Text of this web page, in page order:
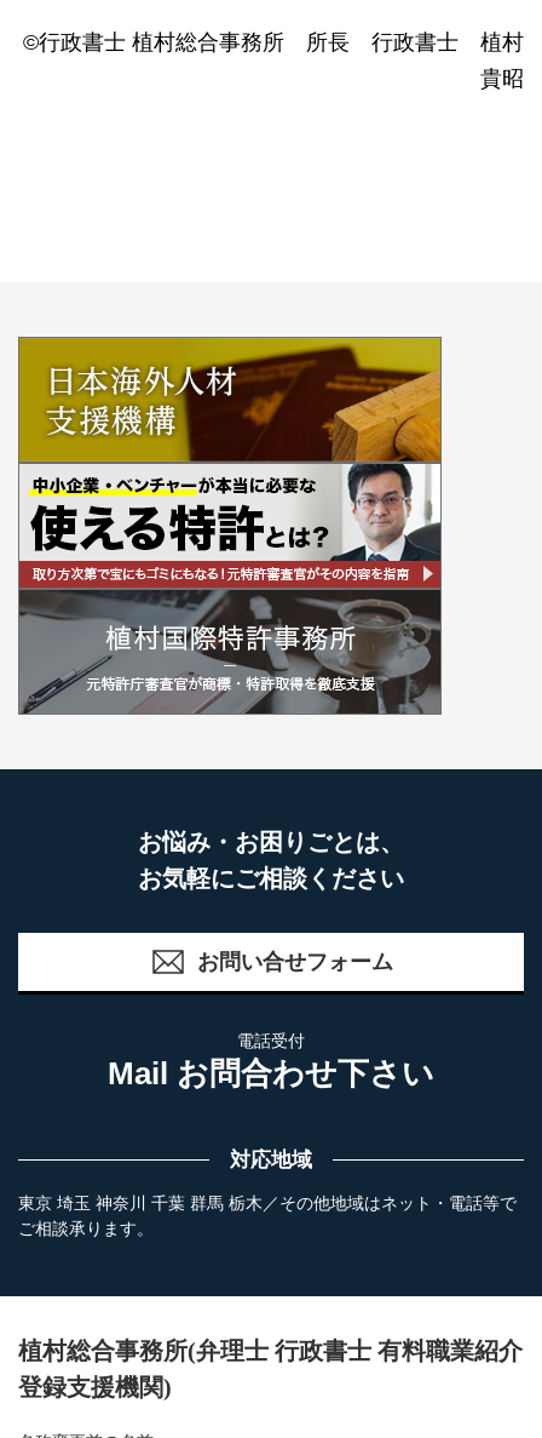
©行政書士 植村総合事務所 所長 行政書士 植村
貴昭
お悩み・お困りごとは、
お気軽にご相談ください
お問い合せフォーム
電話受付
Mail お問合わせ下さい
対応地域
東京 埼玉 神奈川 千葉 群馬 栃木／その他地域はネット・電話等で
ご相談承ります。
植村総合事務所(弁理士 行政書士 有料職業紹介
登録支援機関)